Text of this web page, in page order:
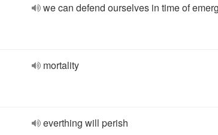
we can defend ourselves in time of
mortality
everthing will perish